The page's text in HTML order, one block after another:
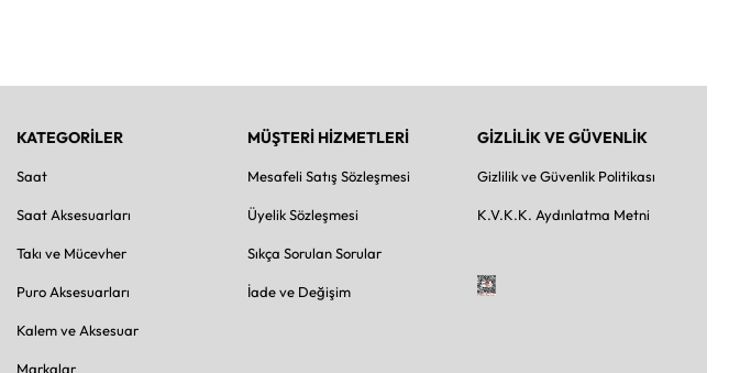
KATEGORİLER
Saat
Saat Aksesuarları
Takı ve Mücevher
Puro Aksesuarları
Kalem ve Aksesuar
Markalar
MÜŞTERİ HİZMETLERİ
Mesafeli Satış Sözleşmesi
Üyelik Sözleşmesi
Sıkça Sorulan Sorular
İade ve Değişim
GİZLİLİK VE GÜVENLİK
Gizlilik ve Güvenlik Politikası
K.V.K.K. Aydınlatma Metni